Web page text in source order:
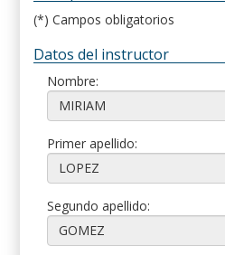
(*) Campos obligatorios
Datos del instructor
Nombre:
Primer apellido:
Segundo apellido: